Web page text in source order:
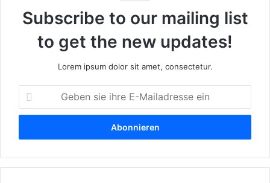
Subscribe to our mailing list
to get the new updates!
Lorem ipsum dolor sit amet, consectetur.
b
n
i